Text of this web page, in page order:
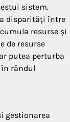
sistem.
disparități între
resurse și
de resurse
putea perturba
rândul
gestionarea